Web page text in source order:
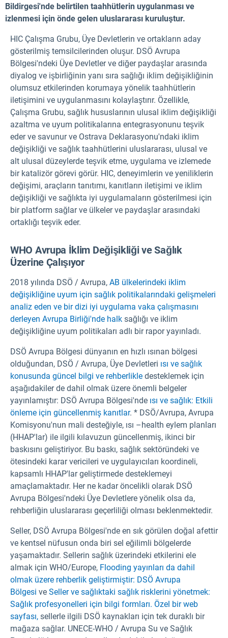
Bildirgesi'nde belirtilen taahhütlerin uygulanması ve
izlenmesi için önde gelen uluslararası kuruluştur.
HIC Çalışma Grubu, Üye Devletlerin ve ortakların aday
gösterilmiş temsilcilerinden oluşur. DSÖ Avrupa
Bölgesi'ndeki Üye Devletler ve diğer paydaşlar arasında
diyalog ve işbirliğinin yanı sıra sağlığı iklim değişikliğinin
olumsuz etkilerinden korumaya yönelik taahhütlerin
iletişimini ve uygulanmasını kolaylaştırır. Özellikle,
Çalışma Grubu, sağlık hususlarının ulusal iklim değişikliği
azaltma ve uyum politikalarına entegrasyonunu teşvik
eder ve savunur ve Ostrava Deklarasyonu'ndaki iklim
değişikliği ve sağlık taahhütlerini uluslararası, ulusal ve
alt ulusal düzeylerde teşvik etme, uygulama ve izlemede
bir katalizör görevi görür. HIC, deneyimlerin ve yeniliklerin
değişimi, araçların tanıtımı, kanıtların iletişimi ve iklim
değişikliği ve sağlıkta iyi uygulamaların gösterilmesi için
bir platform sağlar ve ülkeler ve paydaşlar arasındaki
ortaklığı teşvik eder.
WHO Avrupa İklim Değişikliği ve Sağlık
Üzerine Çalışıyor
2018 yılında DSÖ / Avrupa, AB ülkelerindeki iklim
değişikliğine uyum için sağlık politikalarındaki gelişmeleri
analiz eden ve bir dizi iyi uygulama vaka çalışmasını
derleyen Avrupa Birliği'nde halk sağlığı ve iklim
değişikliğine uyum politikaları adlı bir rapor yayınladı.
DSÖ Avrupa Bölgesi dünyanın en hızlı ısınan bölgesi
olduğundan, DSÖ / Avrupa, Üye Devletleri ısı ve sağlık
konusunda güncel bilgi ve rehberlikle desteklemek için
aşağıdakiler de dahil olmak üzere önemli belgeler
yayınlamıştır: DSÖ Avrupa Bölgesi'nde ısı ve sağlık: Etkili
önleme için güncellenmiş kanıtlar. * DSÖ/Avrupa, Avrupa
Komisyonu'nun mali desteğiyle, ısı –health eylem planları
(HHAP'lar) ile ilgili kılavuzun güncellenmiş, ikinci bir
baskısını geliştiriyor. Bu baskı, sağlık sektöründeki ve
ötesindeki karar vericileri ve uygulayıcıları koordineli,
kapsamlı HHAP'lar geliştirmede desteklemeyi
amaçlamaktadır. Her ne kadar öncelikli olarak DSÖ
Avrupa Bölgesi'ndeki Üye Devletlere yönelik olsa da,
rehberliğin uluslararası geçerliliği olması beklenmektedir.
Seller, DSÖ Avrupa Bölgesi'nde en sık görülen doğal afettir
ve kentsel nüfusun onda biri sel eğilimli bölgelerde
yaşamaktadır. Sellerin sağlık üzerindeki etkilerini ele
almak için WHO/Europe, Flooding yayınları da dahil
olmak üzere rehberlik geliştirmiştir: DSÖ Avrupa
Bölgesi ve Seller ve sağlıktaki sağlık risklerini yönetmek:
Sağlık profesyonelleri için bilgi formları. Özel bir web
sayfası, sellerle ilgili DSÖ kaynakları için tek duraklı bir
mağaza sağlar. UNECE-WHO / Avrupa Su ve Sağlık